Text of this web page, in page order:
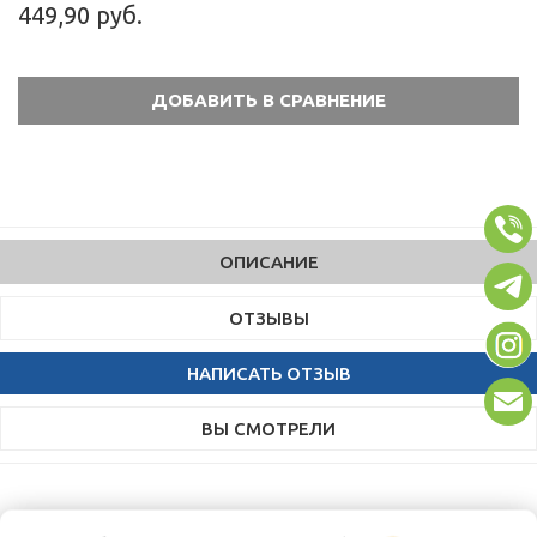
449,90 руб.
ОПИСАНИЕ
ОТЗЫВЫ
НАПИСАТЬ ОТЗЫВ
ВЫ СМОТРЕЛИ